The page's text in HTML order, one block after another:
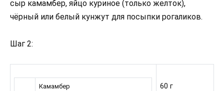
сыр камамбер, яйцо куриное (только желток),
чёрный или белый кунжут для посыпки рогаликов.
Шаг 2:
Камамбер 60 г